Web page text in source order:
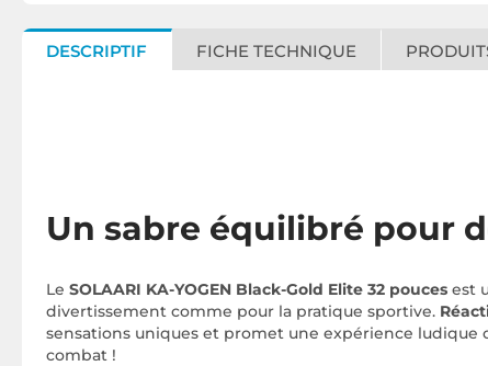
DESCRIPTIF FICHE TECHNIQUE
Un sabre équilibré pour
Le SOLAARI KA-YOGEN Black-Gold Elite 32 pouces est
divertissement comme pour la pratique sportive.
sensations uniques et promet une expérience
combat !